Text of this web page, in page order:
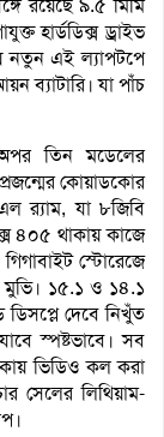
রয়েছে ৯.৫ মিমি
হার্ডডিক্স ড্রাইভ
নতুন এই ল্যাপটপে
ব্যাটারি। যা পাঁচ
অপর তিন মডেলের
কোয়াডকোর
র‌্যাম, যা ৮জিবি
৪০৫ থাকায় কাজে
স্টোরেজে
মুভি। ১৫.১ ও ১৪.১
দেবে নিখুঁত
স্পষ্টভাবে। সব
ভিডিও কল করা
সেলের লিথিয়াম-